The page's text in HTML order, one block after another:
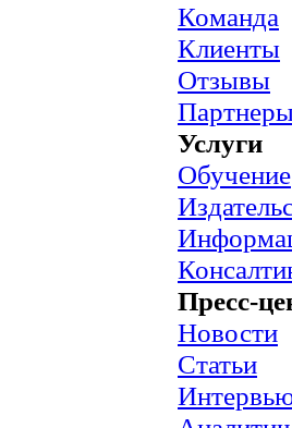
Команда
Клиенты
Отзывы
Услуги
Обучение
Пресс-
Новости
Статьи